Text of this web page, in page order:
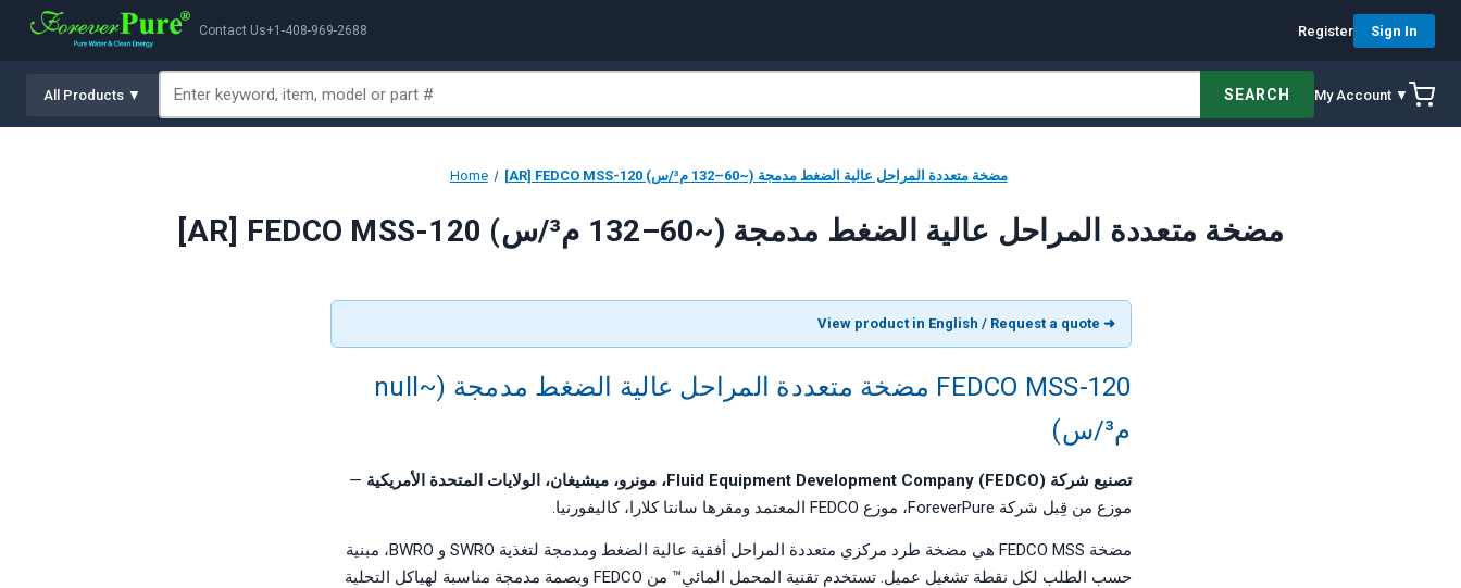
Contact Us+1-408-969-2688 Register Sign In
All Products ▼ SEARCH My Account ▼
Home [AR] FEDCO MSS-120 مضخة متعددة المراحل عالية الضغط مدمجة (~60–132 م³/س)
[AR] FEDCO MSS-120 مضخة متعددة المراحل عالية الضغط مدمجة (~60–132 م³/س)
➜ View product in English / Request a quote
FEDCO MSS-120 مضخة متعددة المراحل عالية الضغط مدمجة (~null
م³/س)
تصنيع شركة Fluid Equipment Development Company (FEDCO)، مونرو، ميشيغان، الولايات المتحدة الأمريكية
—
موزع من قِبل شركة ForeverPure، موزع FEDCO المعتمد ومقرها سانتا كلارا، كاليفورنيا.
مضخة FEDCO MSS هي مضخة طرد مركزي متعددة المراحل أفقية عالية الضغط ومدمجة لتغذية SWRO و BWRO، مبنية
حسب الطلب لكل نقطة تشغيل عميل. تستخدم تقنية المحمل المائي™ من FEDCO وبصمة مدمجة مناسبة لهياكل التحلية